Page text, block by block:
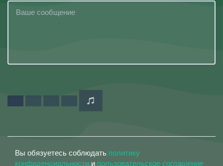
Вы обязуетесь соблюдать политику
конфиденциальности и пользовательское соглашение